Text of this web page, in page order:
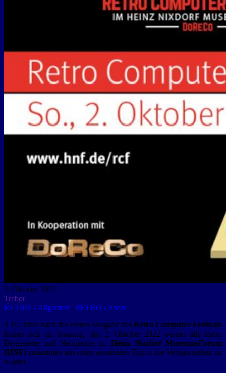
1. Oktober 2022
Trebor
RETRO - Allgemein, RETRO - Szene
3 1/2 Jahre nach der ersten Ausgabe des Retro Computer Festivals
finden sich am Sonntag, den 2. Oktober 2022 wieder alle Retro
Begeisterte und Neugierige im Heinz Nixdorf MuseumsForum
(HNF)zusammen um einen spanenden Trip in die Vergangenheit zu
wagen.